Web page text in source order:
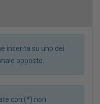
inserita su uno dei
opposto.
con (*) non